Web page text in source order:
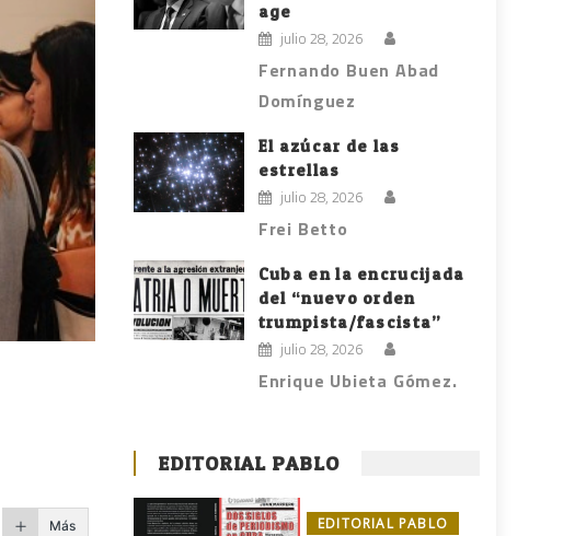
Más
age
julio 28, 2026
Fernando Buen Abad
Domínguez
El azúcar de las
estrellas
julio 28, 2026
Frei Betto
Cuba en la encrucijada
del “nuevo orden
trumpista/fascista”
julio 28, 2026
Enrique Ubieta Gómez.
EDITORIAL PABLO
EDITORIAL PABLO